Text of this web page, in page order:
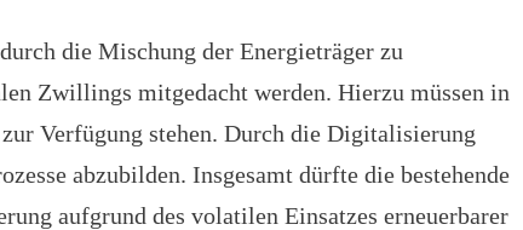
die Mischung der Energieträger zu
Zwillings mitgedacht werden. Hierzu müssen in
Verfügung stehen. Durch die Digitalisierung
abzubilden. Insgesamt dürfte die bestehende
aufgrund des volatilen Einsatzes erneuerbarer